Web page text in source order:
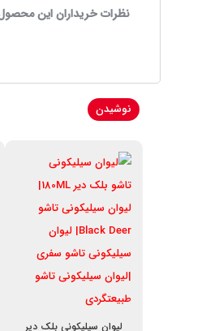
نظرات خریداران این
نوشیدن
لیوان سیلیکونی بلک دیر
قیمت اصلی: ۹۰۰,۰۰۰ تومان بود.
قیمت فعلی: ۷۵۰,۰۰۰ تومان.